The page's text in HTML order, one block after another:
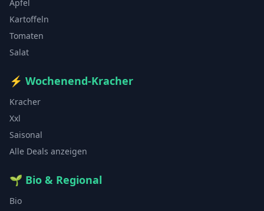
Äpfel
Kartoffeln
Tomaten
Salat
⚡ Wochenend-Kracher
Kracher
Xxl
Saisonal
Alle Deals anzeigen
🌱 Bio & Regional
Bio